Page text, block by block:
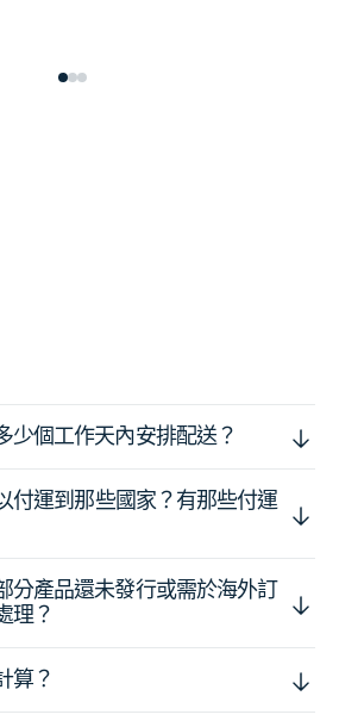
少個工作天內安排配送？
付運到那些國家？有那些付運
分產品還未發行或需於海外訂
理？
算？